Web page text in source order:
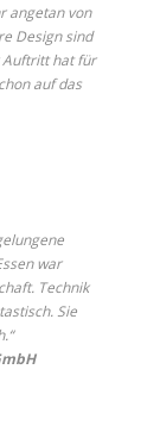
angetan von
Design sind
Auftritt hat für
auf das
war
Technik
Sie